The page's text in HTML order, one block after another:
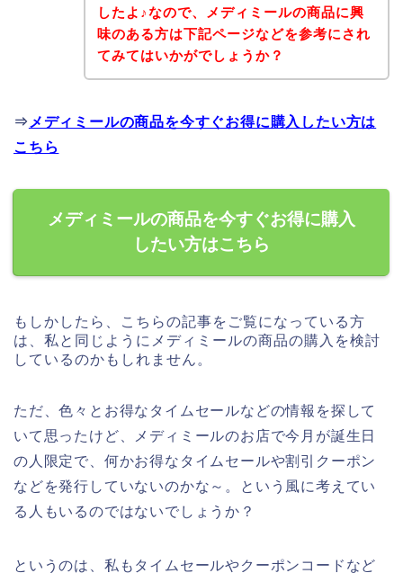
したよ♪なので、メディミールの商品に興
味のある方は下記ページなどを参考にされ
てみてはいかがでしょうか？
⇒ メディミールの商品を今すぐお得に購入したい方は
こちら
メディミールの商品を今すぐお得に購入
したい方はこちら
もしかしたら、こちらの記事をご覧になっている方
は、私と同じようにメディミールの商品の購入を検討
しているのかもしれません。
ただ、色々とお得なタイムセールなどの情報を探して
いて思ったけど、メディミールのお店で今月が誕生日
の人限定で、何かお得なタイムセールや割引クーポン
などを発行していないのかな～。という風に考えてい
る人もいるのではないでしょうか？
というのは、私もタイムセールやクーポンコードなど